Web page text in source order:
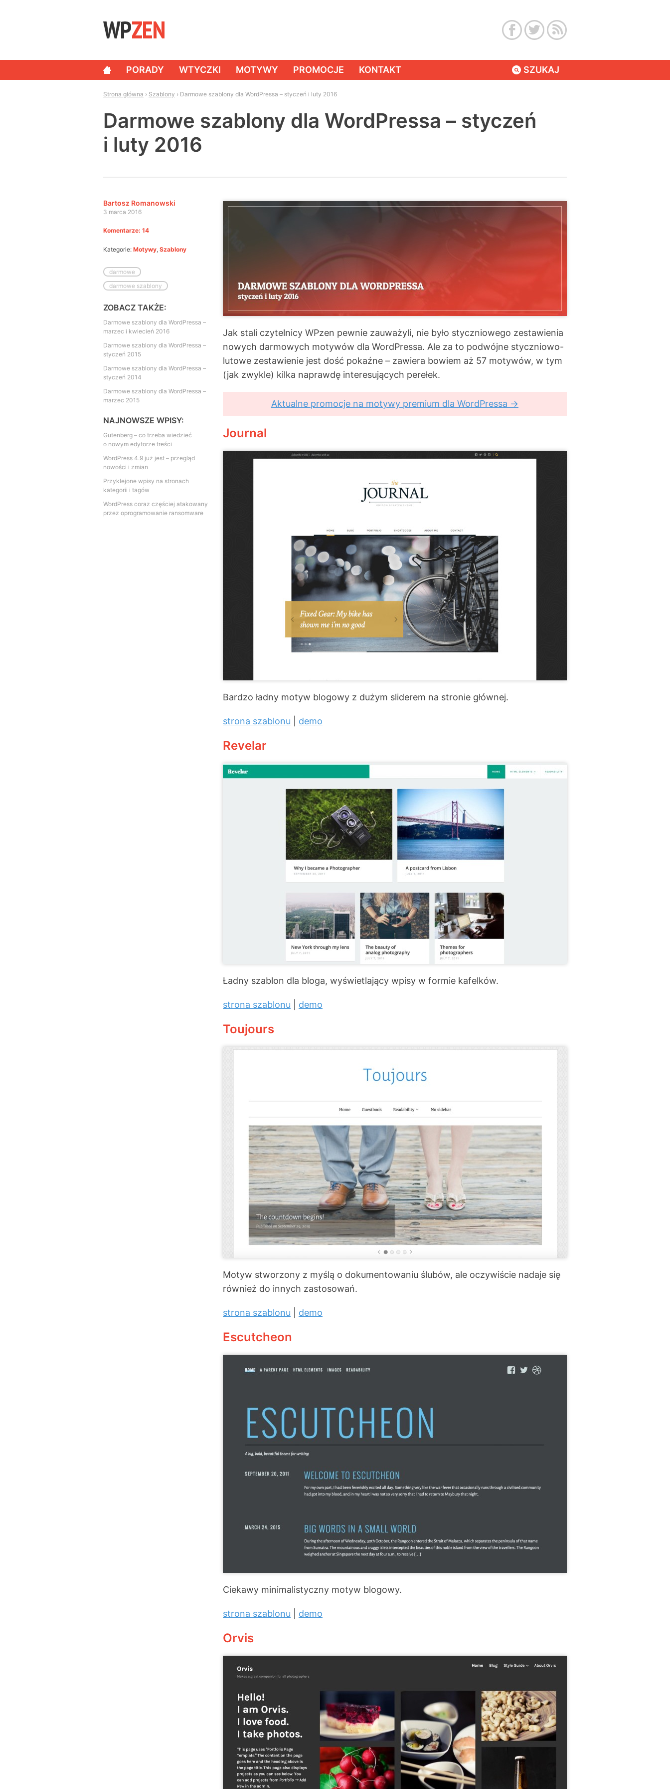
SZUKAJ
PORADY WTYCZKI MOTYWY PROMOCJE KONTAKT
Strona główna › Szablony › Darmowe szablony dla WordPressa – styczeń i luty 2016
Darmowe szablony dla WordPressa – styczeń
i luty 2016
Jak stali czytelnicy WPzen pewnie zauważyli, nie było styczniowego zestawienia
nowych darmowych motywów dla WordPressa. Ale za to podwójne styczniowo-
lutowe zestawienie jest dość pokaźne – zawiera bowiem aż 57 motywów, w tym
(jak zwykle) kilka naprawdę interesujących perełek.
Aktualne promocje na motywy premium dla WordPressa →
Journal
Bardzo ładny motyw blogowy z dużym sliderem na stronie głównej.
strona szablonu demo
Revelar
Ładny szablon dla bloga, wyświetlający wpisy w formie kafelków.
strona szablonu demo
Toujours
Motyw stworzony z myślą o dokumentowaniu ślubów, ale oczywiście nadaje się
również do innych zastosowań.
strona szablonu demo
Escutcheon
Ciekawy minimalistyczny motyw blogowy.
strona szablonu demo
Orvis
Bartosz Romanowski
3 marca 2016
Komentarze: 14
Kategorie: Motywy, Szablony
darmowe
darmowe szablony
ZOBACZ TAKŻE:
Darmowe szablony dla WordPressa –
marzec i kwiecień 2016
Darmowe szablony dla WordPressa –
styczeń 2015
Darmowe szablony dla WordPressa –
styczeń 2014
Darmowe szablony dla WordPressa –
marzec 2015
NAJNOWSZE WPISY:
Gutenberg – co trzeba wiedzieć
o nowym edytorze treści
WordPress 4.9 już jest – przegląd
nowości i zmian
Przyklejone wpisy na stronach
kategorii i tagów
WordPress coraz częściej atakowany
przez oprogramowanie ransomware